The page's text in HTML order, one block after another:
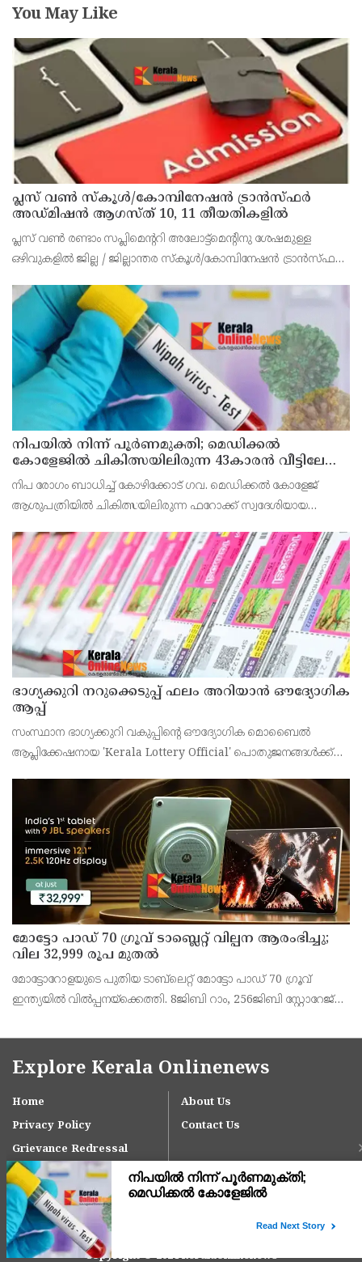
You May Like
പ്ലസ് വൺ സ്‌കൂൾ/കോമ്പിനേഷൻ ട്രാൻസ്ഫർ
അഡ്മിഷൻ ആഗസ്ത് 10, 11 തീയതികളിൽ
പ്ലസ് വൺ രണ്ടാം സപ്ലിമെന്ററി അലോട്ട്‌മെന്റിനു ശേഷമുള്ള
ഒഴിവുകളിൽ ജില്ല / ജില്ലാന്തര സ്‌കൂൾ/കോമ്പിനേഷൻ ട്രാൻസ്ഫർ
വൈകിട്ട് 4 മണി വരെ നൽകിയിരുന്നു
നിപയിൽ നിന്ന് പൂർണമുക്തി; മെഡിക്കൽ
കോളേജിൽ ചികിത്സയിലിരുന്ന 43കാരൻ വീട്ടിലേക്ക്
മടങ്ങി
നിപ രോഗം ബാധിച്ച് കോഴിക്കോട് ഗവ. മെഡിക്കൽ കോളേജ്
ആശുപത്രിയിൽ ചികിത്സയിലിരുന്ന ഫറോക്ക് സ്വദേശിയായ
ഭാഗ്യക്കുറി നറുക്കെടുപ്പ് ഫലം അറിയാൻ ഔദ്യോഗിക
ആപ്പ്
സംസ്ഥാന ഭാഗ്യക്കുറി വകുപ്പിന്റെ ഔദ്യോഗിക മൊബൈൽ
ആപ്ലിക്കേഷനായ 'Kerala Lottery Official' പൊതുജനങ്ങൾക്ക്
അഞ്ജു കെ എസ് അറിയിച്ചു.
മോട്ടോ പാഡ് 70 ഗ്രൂവ് ടാബ്ലെറ്റ് വില്പന ആരംഭിച്ചു;
വില 32,999 രൂപ മുതൽ
മോട്ടോറോളയുടെ പുതിയ ടാബ്‌ലെറ്റ് മോട്ടോ പാഡ് 70 ഗ്രൂവ്
ഇന്ത്യയിൽ വിൽപ്പനയ്‌ക്കെത്തി. 8ജിബി റാം, 256ജിബി സ്റ്റോറേജ്
ഉൾപ്പെടെ 32,999 രൂപയാണ് ഫലപ്രദമായ
Explore Kerala Onlinenews
Home
About Us
Privacy Policy
Contact Us
Grievance Redressal
Copyright © 2024 keralaonlinenews